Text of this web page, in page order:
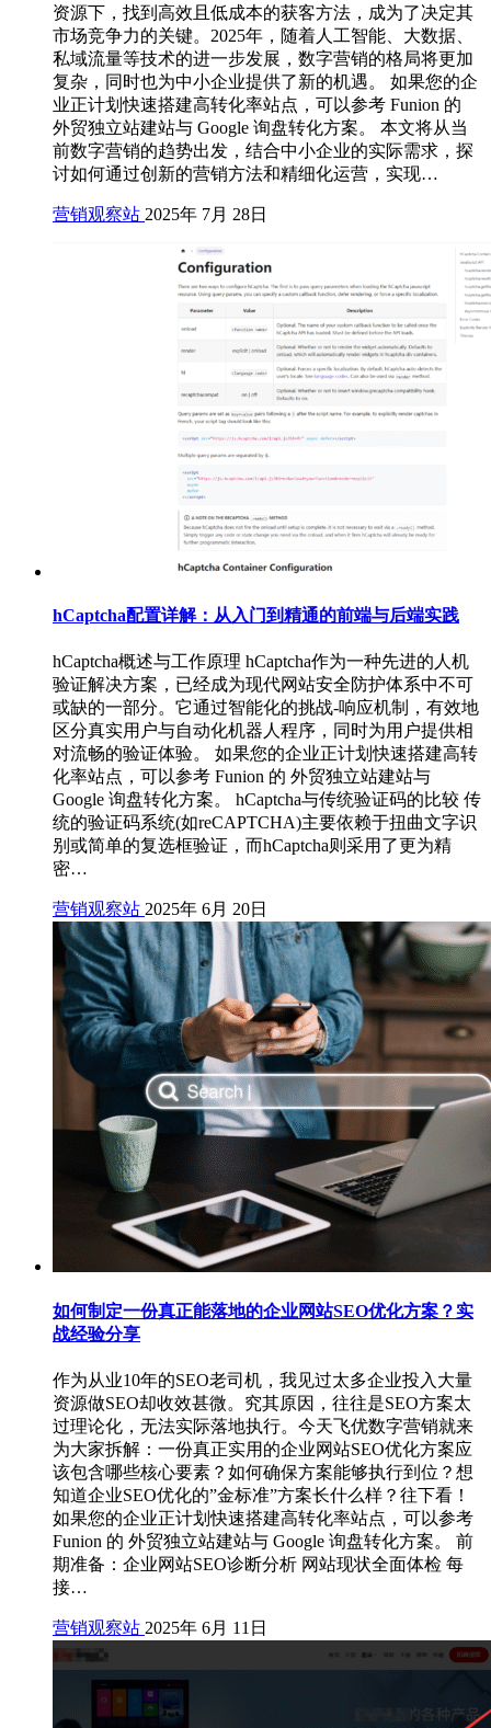
资源下，找到高效且低成本的获客方法，成为了决定其
市场竞争力的关键。2025年，随着人工智能、大数据、
私域流量等技术的进一步发展，数字营销的格局将更加
复杂，同时也为中小企业提供了新的机遇。 如果您的企
业正计划快速搭建高转化率站点，可以参考 Funion 的
外贸独立站建站与 Google 询盘转化方案。 本文将从当
前数字营销的趋势出发，结合中小企业的实际需求，探
讨如何通过创新的营销方法和精细化运营，实现…
营销观察站 2025年 7月 28日
hCaptcha配置详解：从入门到精通的前端与后端实践
hCaptcha概述与工作原理 hCaptcha作为一种先进的人机
验证解决方案，已经成为现代网站安全防护体系中不可
或缺的一部分。它通过智能化的挑战-响应机制，有效地
区分真实用户与自动化机器人程序，同时为用户提供相
对流畅的验证体验。 如果您的企业正计划快速搭建高转
化率站点，可以参考 Funion 的 外贸独立站建站与
Google 询盘转化方案。 hCaptcha与传统验证码的比较 传
统的验证码系统(如reCAPTCHA)主要依赖于扭曲文字识
别或简单的复选框验证，而hCaptcha则采用了更为精
密…
营销观察站 2025年 6月 20日
如何制定一份真正能落地的企业网站SEO优化方案？实
战经验分享
作为从业10年的SEO老司机，我见过太多企业投入大量
资源做SEO却收效甚微。究其原因，往往是SEO方案太
过理论化，无法实际落地执行。今天飞优数字营销就来
为大家拆解：一份真正实用的企业网站SEO优化方案应
该包含哪些核心要素？如何确保方案能够执行到位？想
知道企业SEO优化的”金标准”方案长什么样？往下看！
如果您的企业正计划快速搭建高转化率站点，可以参考
Funion 的 外贸独立站建站与 Google 询盘转化方案。 前
期准备：企业网站SEO诊断分析 网站现状全面体检 每
接…
营销观察站 2025年 6月 11日